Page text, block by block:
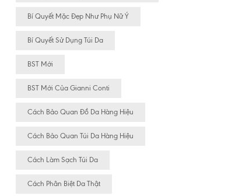
Bí Quyết Mặc Đẹp Như Phụ Nữ Ý
Bí Quyết Sử Dụng Túi Da
BST Mới
BST Mới Của Gianni Conti
Cách Bảo Quan Đồ Da Hàng Hiệu
Cách Bảo Quan Túi Da Hàng Hiệu
Cách Làm Sạch Túi Da
Cách Phân Biệt Da Thật